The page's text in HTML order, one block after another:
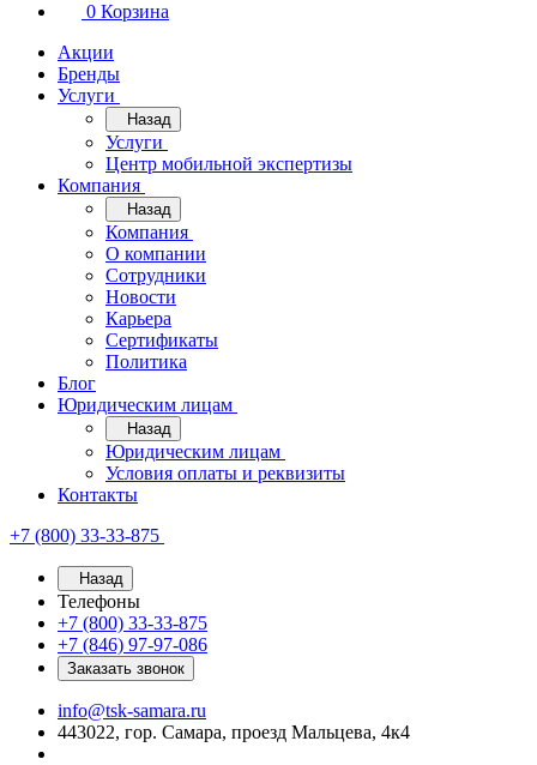
0 Корзина
Акции
Бренды
Услуги
Назад
Услуги
Центр мобильной экспертизы
Компания
Назад
Компания
О компании
Сотрудники
Новости
Карьера
Сертификаты
Политика
Блог
Юридическим лицам
Назад
Юридическим лицам
Условия оплаты и реквизиты
Контакты
+7 (800) 33-33-875
Назад
Телефоны
+7 (800) 33-33-875
+7 (846) 97-97-086
Заказать звонок
info@tsk-samara.ru
443022, гор. Самара, проезд Мальцева, 4к4